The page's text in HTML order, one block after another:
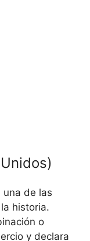
una de las
historia.
o
y declara